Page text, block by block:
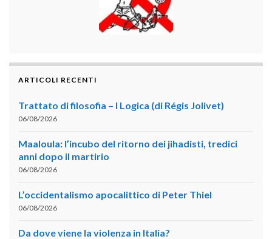
ARTICOLI RECENTI
Trattato di filosofia – I Logica (di Régis Jolivet)
06/08/2026
Maaloula: l’incubo del ritorno dei jihadisti, tredici
anni dopo il martirio
06/08/2026
L’occidentalismo apocalittico di Peter Thiel
06/08/2026
Da dove viene la violenza in Italia?